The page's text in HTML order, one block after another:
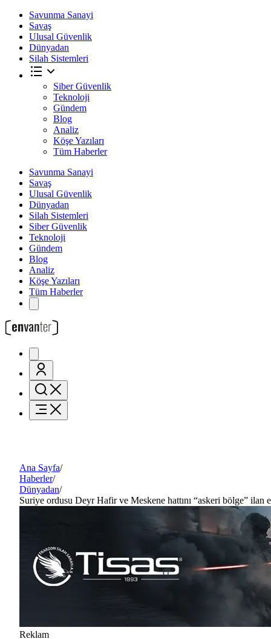
Savunma Sanayi
Savaş
Ulusal Güvenlik
Dünyadan
Silah Sistemleri
Siber Güvenlik
Teknoloji
Gündem
Blog
Analiz
Köşe Yazıları
Tüm Haberler
Savunma Sanayi
Savaş
Ulusal Güvenlik
Dünyadan
Silah Sistemleri
Siber Güvenlik
Teknoloji
Gündem
Blog
Analiz
Köşe Yazıları
Tüm Haberler
Ana Sayfa/
Haberler/
Dünyadan/
Suriye ordusu Deyr Hafir ve Meskene hattını “askeri bölge” ilan
Reklam